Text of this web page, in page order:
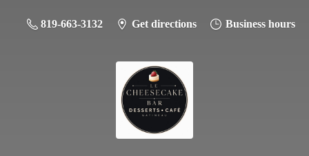
819-663-3132 Get directions Business hours